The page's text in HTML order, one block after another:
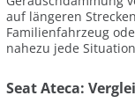
auf längeren
Familienfahrzeug
nahezu jede
Seat Ateca: